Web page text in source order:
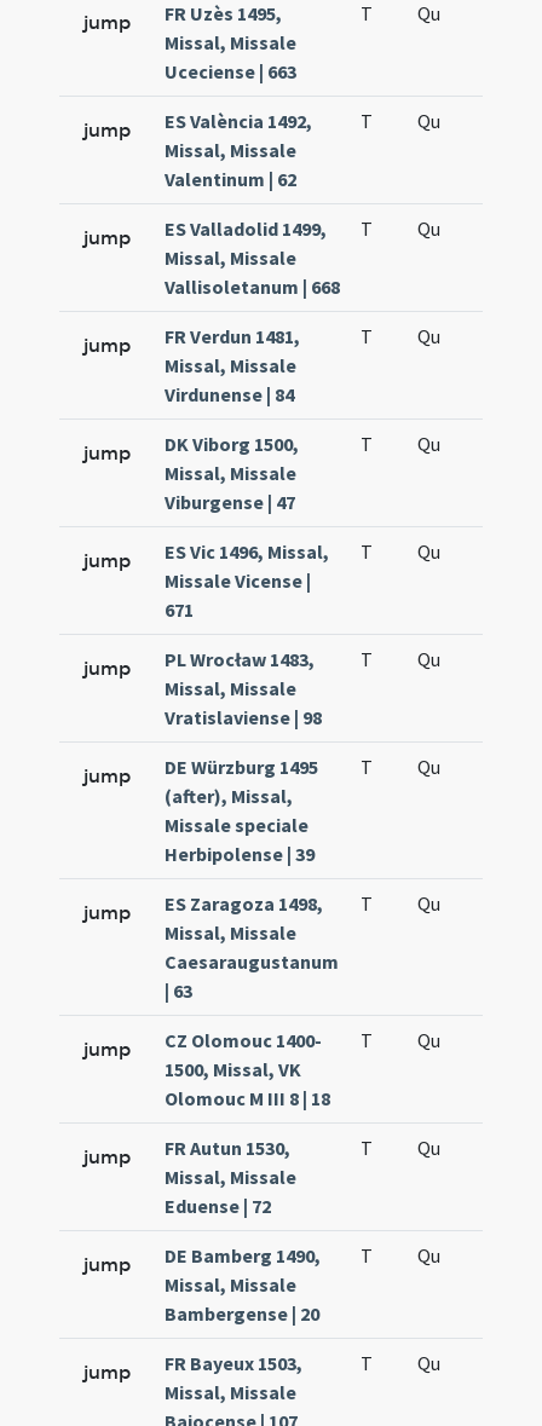
jump
FR Uzès 1495,
Missal, Missale
Uceciense | 663
T Qu
jump
ES València 1492,
Missal, Missale
Valentinum | 62
T Qu
jump
ES Valladolid 1499,
Missal, Missale
Vallisoletanum | 668
T Qu
jump
FR Verdun 1481,
Missal, Missale
Virdunense | 84
T Qu
jump
DK Viborg 1500,
Missal, Missale
Viburgense | 47
T Qu
jump
ES Vic 1496, Missal,
Missale Vicense |
671
T Qu
jump
PL Wrocław 1483,
Missal, Missale
Vratislaviense | 98
T Qu
jump
DE Würzburg 1495
(after), Missal,
Missale speciale
Herbipolense | 39
T Qu
jump
ES Zaragoza 1498,
Missal, Missale
Caesaraugustanum
| 63
T Qu
jump
CZ Olomouc 1400-
1500, Missal, VK
Olomouc M III 8 | 18
T Qu
jump
FR Autun 1530,
Missal, Missale
Eduense | 72
T Qu
jump
DE Bamberg 1490,
Missal, Missale
Bambergense | 20
T Qu
jump
FR Bayeux 1503,
Missal, Missale
Baiocense | 107
T Qu